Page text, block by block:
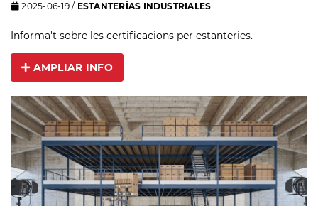
2025-06-19/ ESTANTERÍAS INDUSTRIALES
Informa't sobre les certificacions per estanteries.
AMPLIAR INFO